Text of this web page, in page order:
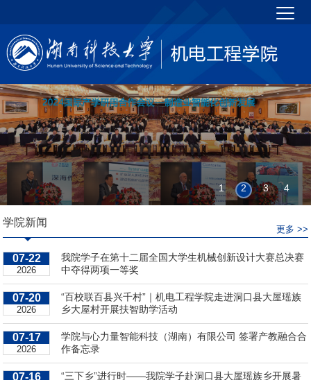
1 2 3 4
更多 >>
学院新闻
07-22
2026
我院学子在第十二届全国大学生机械创新设计大赛总决赛
中夺得两项一等奖
07-20
2026
“百校联百县兴千村”｜机电工程学院走进洞口县大屋瑶族
乡大屋村开展扶智助学活动
07-17
2026
学院与心力量智能科技（湖南）有限公司 签署产教融合合
作备忘录
07-16
“三下乡”进行时——我院学子赴洞口县大屋瑶族乡开展暑